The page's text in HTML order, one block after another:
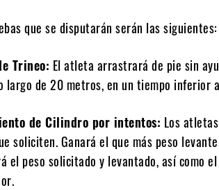
que se disputarán serán las siguientes:
Trineo: El atleta arrastrará de pie sin
largo de 20 metros, en un tiempo inferior
de Cilindro por intentos: Los
soliciten. Ganará el que más peso
el peso solicitado y levantado, así como